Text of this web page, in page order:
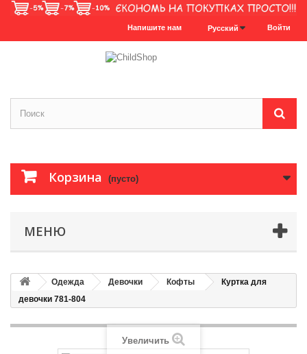
Войти
Русский
Напишите нам
Корзина (пусто)
МЕНЮ
Одежда Девочки Кофты
Куртка для
девочки 781-804
Увеличить